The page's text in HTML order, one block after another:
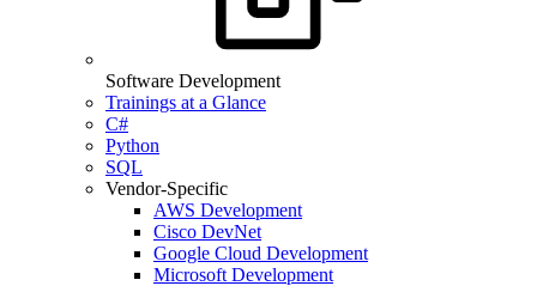
Software Development
Trainings at a Glance
C#
Python
SQL
Vendor-Specific
AWS Development
Cisco DevNet
Google Cloud Development
Microsoft Development